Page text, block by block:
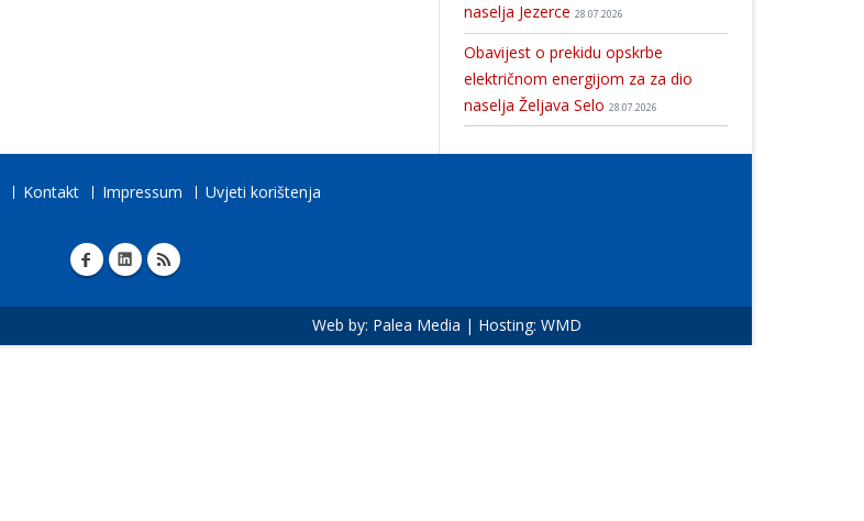
naselja Jezerce 28.07.2026
Obavijest o prekidu opskrbe
električnom energijom za za dio
naselja Željava Selo 28.07.2026
Kontakt Impressum Uvjeti korištenja
Web by: Palea Media | Hosting: WMD